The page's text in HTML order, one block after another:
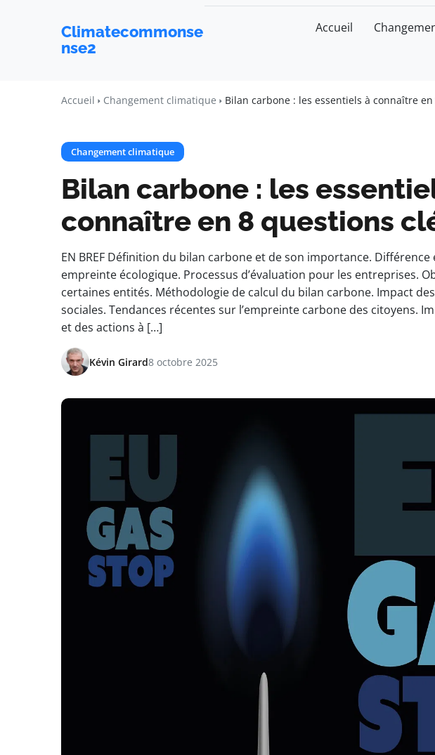
Climatecommonse
nse2
Accueil
Accueil Changement climatique Bilan carbone : les essentiels à connaître
Changement climatique
Bilan carbone : les
connaître en 8 questions
EN BREF Définition du bilan carbone et de son importance.
empreinte écologique. Processus d’évaluation pour les entreprises.
certaines entités. Méthodologie de calcul du bilan carbone. Impact
sociales. Tendances récentes sur l’empreinte carbone des citoyens.
et des actions à […]
Kévin Girard8 octobre 2025